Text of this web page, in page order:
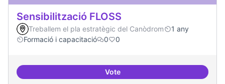
Sensibilització FLOSS
Treballem el pla estratègic del Canòdrom
1 any
Formació i capacitació
0 0
VoteSensibilització FLOSS